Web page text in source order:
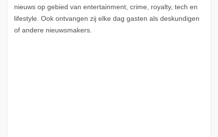
nieuws op gebied van entertainment, crime, royalty, tech en
lifestyle. Ook ontvangen zij elke dag gasten als deskundigen
of andere nieuwsmakers.